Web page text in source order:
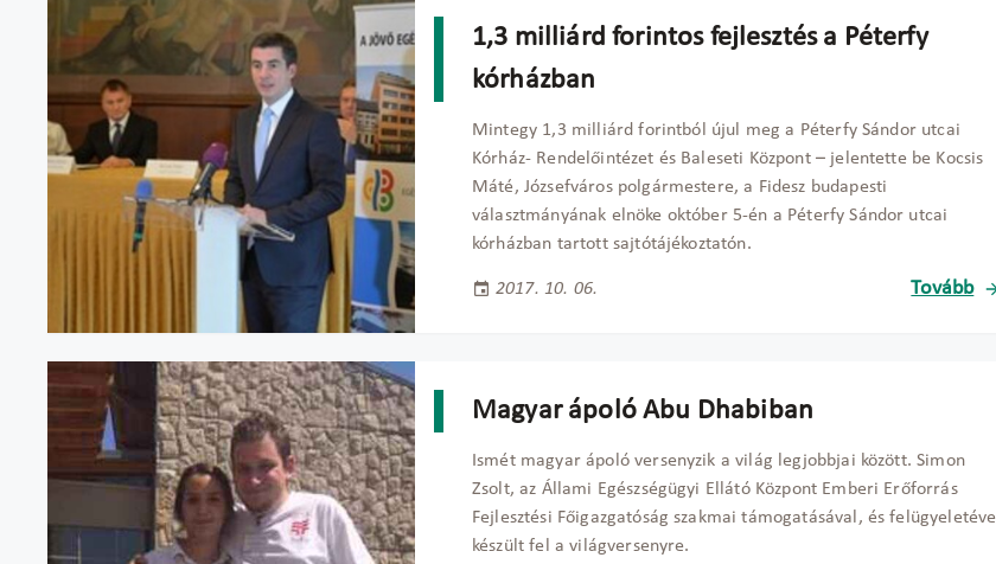
1,3 milliárd forintos fejlesztés a Péterfy
kórházban
Mintegy 1,3 milliárd forintból újul meg a Péterfy Sándor utcai
Kórház- Rendelőintézet és Baleseti Központ – jelentette be Kocsis
Máté, Józsefváros polgármestere, a Fidesz budapesti
választmányának elnöke október 5-én a Péterfy Sándor utcai
kórházban tartott sajtótájékoztatón.
2017. 10. 06. Tovább
Magyar ápoló Abu Dhabiban
Ismét magyar ápoló versenyzik a világ legjobbjai között. Simon
Zsolt, az Állami Egészségügyi Ellátó Központ Emberi Erőforrás
Fejlesztési Főigazgatóság szakmai támogatásával, és felügyeletével
készült fel a világversenyre.